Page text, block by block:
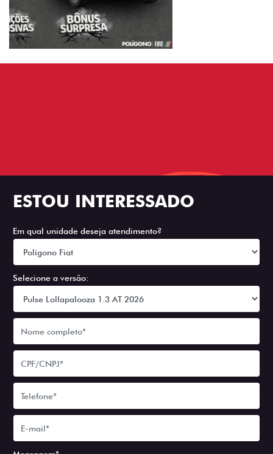
ESTOU INTERESSADO
Em qual unidade deseja atendimento?
Selecione a versão: